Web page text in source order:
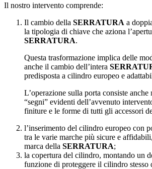
Il nostro intervento comprende:
Il cambio della SERRATURA a
la tipologia di chiave che aziona
SERRATURA.
Questa trasformazione implica delle
anche il cambio dell’intera
predisposta a cilindro europeo e
L’operazione sulla porta consiste anche
“segni” evidenti dell’avvenuto
finiture e le forme di tutti gli accessori
l’inserimento del cilindro europeo con
tra le varie marche più sicure e
marca della SERRATURA;
la copertura del cilindro, montando un
funzione di proteggere il cilindro stesso